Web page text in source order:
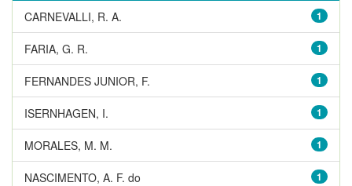
1
CARNEVALLI, R. A.
1
FARIA, G. R.
1
FERNANDES JUNIOR, F.
1
ISERNHAGEN, I.
1
MORALES, M. M.
1
NASCIMENTO, A. F. do